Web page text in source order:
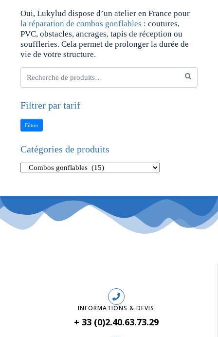
Oui, Lukylud dispose d’un atelier en France pour
la réparation de combos gonflables : coutures,
PVC, obstacles, ancrages, tapis de réception ou
souffleries. Cela permet de prolonger la durée de
vie de votre structure.
Filtrer par tarif
Filtrer
Catégories de produits
INFORMATIONS & DEVIS
+ 33 (0)2.40.63.73.29